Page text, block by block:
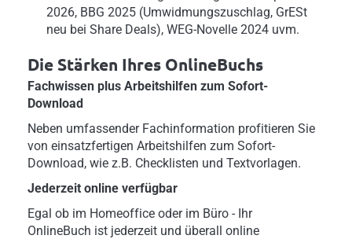
2026, BBG 2025 (Umwidmungszuschlag, GrESt
neu bei Share Deals), WEG-Novelle 2024 uvm.
Die Stärken Ihres OnlineBuchs
Fachwissen plus Arbeitshilfen zum Sofort-
Download
Neben umfassender Fachinformation profitieren Sie
von einsatzfertigen Arbeitshilfen zum Sofort-
Download, wie z.B. Checklisten und Textvorlagen.
Jederzeit online verfügbar
Egal ob im Homeoffice oder im Büro - Ihr
OnlineBuch ist jederzeit und überall online